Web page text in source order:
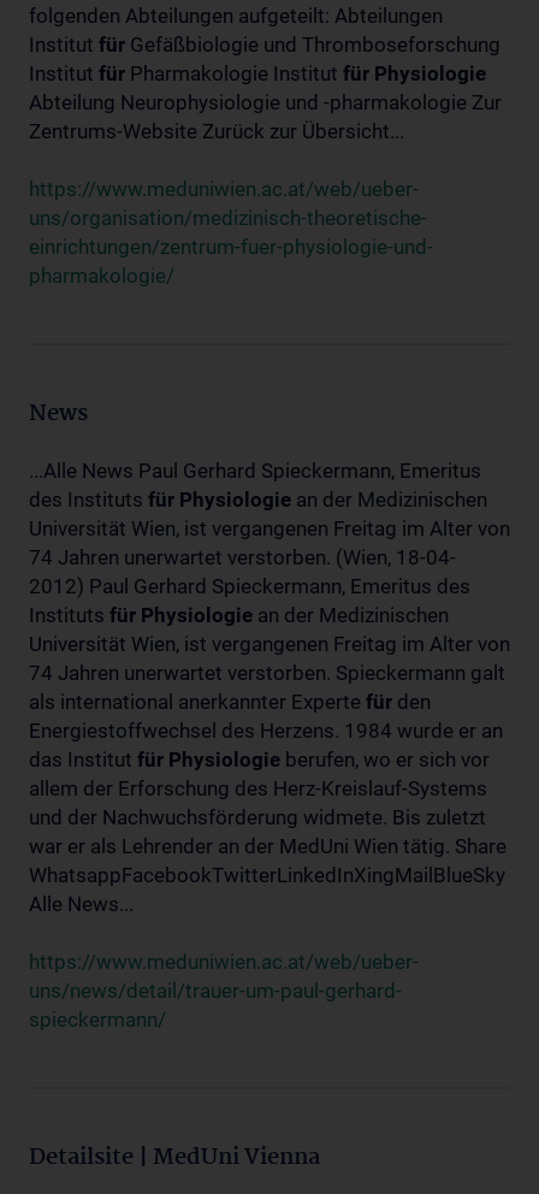
folgenden Abteilungen aufgeteilt: Abteilungen
Institut für Gefäßbiologie und Thromboseforschung
Institut für Pharmakologie Institut für Physiologie
Abteilung Neurophysiologie und -pharmakologie Zur
Zentrums-Website Zurück zur Übersicht...
https://www.meduniwien.ac.at/web/ueber-
uns/organisation/medizinisch-theoretische-
einrichtungen/zentrum-fuer-physiologie-und-
pharmakologie/
News
...Alle News Paul Gerhard Spieckermann, Emeritus
des Instituts für Physiologie an der Medizinischen
Universität Wien, ist vergangenen Freitag im Alter von
74 Jahren unerwartet verstorben. (Wien, 18-04-
2012) Paul Gerhard Spieckermann, Emeritus des
Instituts für Physiologie an der Medizinischen
Universität Wien, ist vergangenen Freitag im Alter von
74 Jahren unerwartet verstorben. Spieckermann galt
als international anerkannter Experte für den
Energiestoffwechsel des Herzens. 1984 wurde er an
das Institut für Physiologie berufen, wo er sich vor
allem der Erforschung des Herz-Kreislauf-Systems
und der Nachwuchsförderung widmete. Bis zuletzt
war er als Lehrender an der MedUni Wien tätig. Share
WhatsappFacebookTwitterLinkedInXingMailBlueSky
Alle News...
https://www.meduniwien.ac.at/web/ueber-
uns/news/detail/trauer-um-paul-gerhard-
spieckermann/
Detailsite | MedUni Vienna